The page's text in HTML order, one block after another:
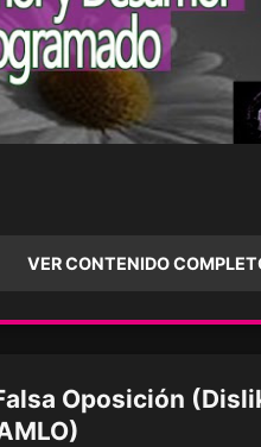
VER CONTENIDO
Oposición